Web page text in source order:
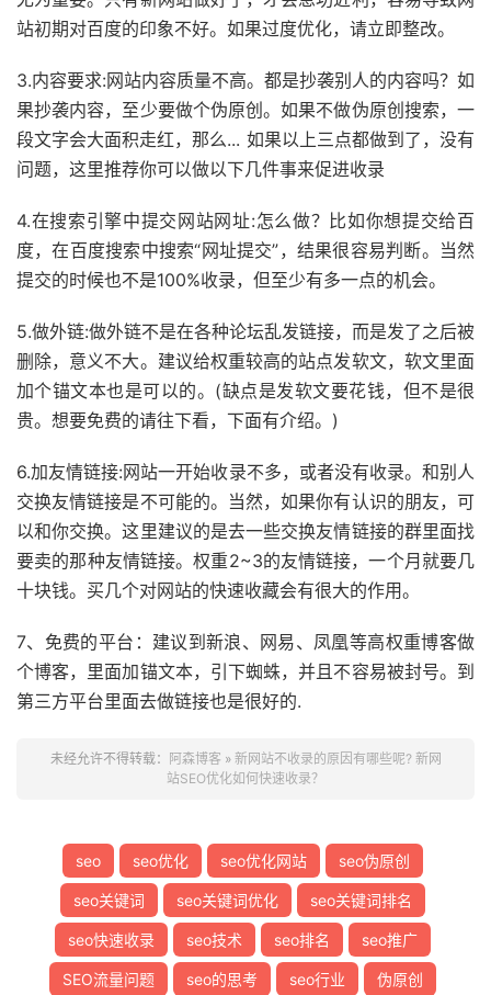
站初期对百度的印象不好。如果过度优化，请立即整改。
3.内容要求:网站内容质量不高。都是抄袭别人的内容吗？如
果抄袭内容，至少要做个伪原创。如果不做伪原创搜索，一
段文字会大面积走红，那么... 如果以上三点都做到了，没有
问题，这里推荐你可以做以下几件事来促进收录
4.在搜索引擎中提交网站网址:怎么做？比如你想提交给百
度，在百度搜索中搜索“网址提交”，结果很容易判断。当然
提交的时候也不是100%收录，但至少有多一点的机会。
5.做外链:做外链不是在各种论坛乱发链接，而是发了之后被
删除，意义不大。建议给权重较高的站点发软文，软文里面
加个锚文本也是可以的。(缺点是发软文要花钱，但不是很
贵。想要免费的请往下看，下面有介绍。)
6.加友情链接:网站一开始收录不多，或者没有收录。和别人
交换友情链接是不可能的。当然，如果你有认识的朋友，可
以和你交换。这里建议的是去一些交换友情链接的群里面找
要卖的那种友情链接。权重2~3的友情链接，一个月就要几
十块钱。买几个对网站的快速收藏会有很大的作用。
7、免费的平台：建议到新浪、网易、凤凰等高权重博客做
个博客，里面加锚文本，引下蜘蛛，并且不容易被封号。到
第三方平台里面去做链接也是很好的.
未经允许不得转载： 阿森博客 » 新网站不收录的原因有哪些呢? 新网
站SEO优化如何快速收录？
seo seo优化 seo优化网站 seo伪原创
seo关键词 seo关键词优化 seo关键词排名
seo快速收录 seo技术 seo排名 seo推广
SEO流量问题 seo的思考 seo行业 伪原创